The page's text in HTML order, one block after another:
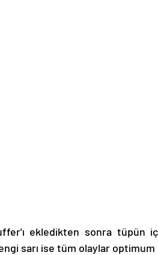
ekledikten sonra tüpün
sarı ise tüm olaylar